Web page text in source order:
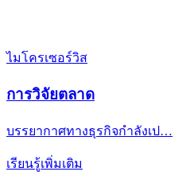
ไมโครเซอร์วิส
การวิจัยตลาด
บรรยากาศทางธุรกิจกำลังเป…
เรียนรู้เพิ่มเติม